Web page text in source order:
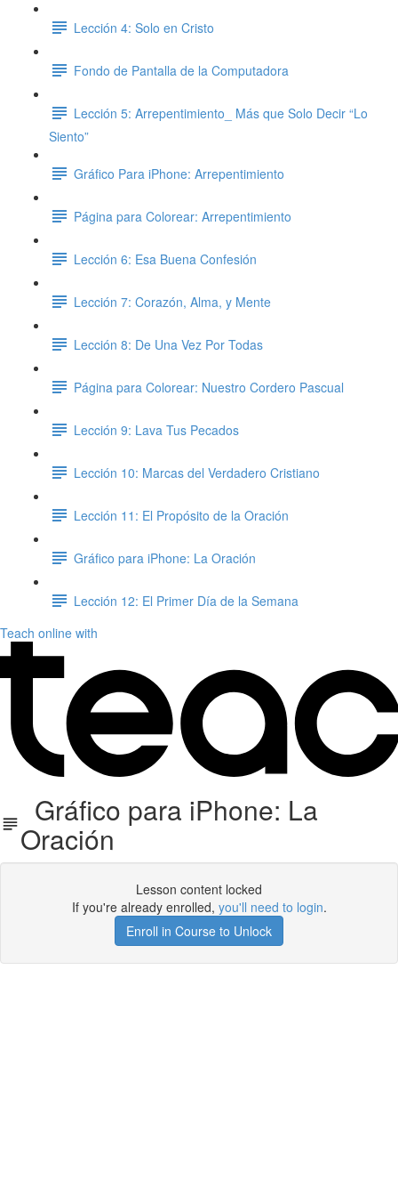
Lección 4: Solo en Cristo
Fondo de Pantalla de la Computadora
Lección 5: Arrepentimiento_ Más que Solo Decir “Lo
Siento”
Gráfico Para iPhone: Arrepentimiento
Página para Colorear: Arrepentimiento
Lección 6: Esa Buena Confesión
Lección 7: Corazón, Alma, y Mente
Lección 8: De Una Vez Por Todas
Página para Colorear: Nuestro Cordero Pascual
Lección 9: Lava Tus Pecados
Lección 10: Marcas del Verdadero Cristiano
Lección 11: El Propósito de la Oración
Gráfico para iPhone: La Oración
Lección 12: El Primer Día de la Semana
Teach online with
Gráfico para iPhone: La
Oración
Lesson content locked
If you're already enrolled, you'll need to login.
Enroll in Course to Unlock